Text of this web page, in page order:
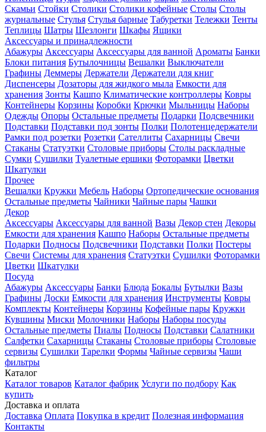
Скамьи Стойки Столики Столики кофейные Столы Столы
журнальные Стулья Стулья барные Табуретки Тележки Тенты
Теплицы Шатры Шезлонги Шкафы Ящики
Аксессуары и принадлежности
Абажуры Аксессуары Аксессуары для ванной Ароматы Банки
Блоки питания Бутылочницы Вешалки Выключатели
Графины Деммеры Держатели Держатели для книг
Диспенсеры Дозаторы для жидкого мыла Емкости для
хранения Зонты Кашпо Климатические контроллеры Ковры
Контейнеры Корзины Коробки Крючки Мыльницы Наборы
Одежды Опоры Остальные предметы Подарки Подсвечники
Подставки Подставки под зонты Полки Полотенцедержатели
Рамки под розетки Розетки Сателлиты Сахарницы Свечи
Стаканы Статуэтки Столовые приборы Столы раскладные
Сумки Сушилки Туалетные ершики Фоторамки Цветки
Шкатулки
Прочее
Вешалки Кружки Мебель Наборы Ортопедические основания
Остальные предметы Чайники Чайные пары Чашки
Декор
Аксессуары Аксессуары для ванной Вазы Декор стен Декоры
Емкости для хранения Кашпо Наборы Остальные предметы
Подарки Подносы Подсвечники Подставки Полки Постеры
Свечи Системы для хранения Статуэтки Сушилки Фоторамки
Цветки Шкатулки
Посуда
Абажуры Аксессуары Банки Блюда Бокалы Бутылки Вазы
Графины Доски Емкости для хранения Инструменты Ковры
Комплекты Контейнеры Корзины Кофейные пары Кружки
Кувшины Миски Молочники Наборы Наборы посуды
Остальные предметы Пиалы Подносы Подставки Салатники
Салфетки Сахарницы Стаканы Столовые приборы Столовые
сервизы Сушилки Тарелки Формы Чайные сервизы Чаши
фильтры
Каталог
Каталог товаров Каталог фабрик Услуги по подбору Как
купить
Доставка и оплата
Доставка Оплата Покупка в кредит Полезная информация
Контакты